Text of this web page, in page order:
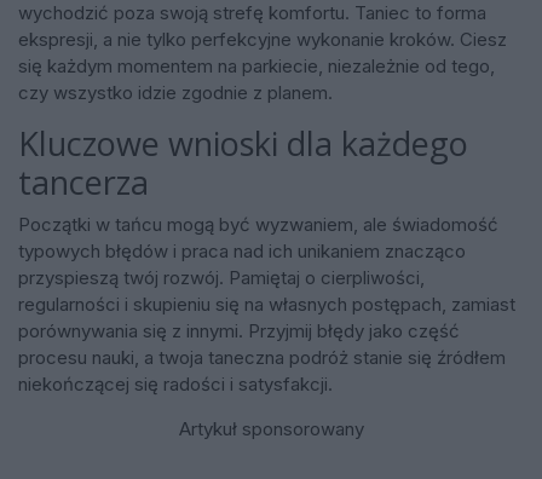
wychodzić poza swoją strefę komfortu. Taniec to forma
ekspresji, a nie tylko perfekcyjne wykonanie kroków. Ciesz
się każdym momentem na parkiecie, niezależnie od tego,
czy wszystko idzie zgodnie z planem.
Kluczowe wnioski dla każdego
tancerza
Początki w tańcu mogą być wyzwaniem, ale świadomość
typowych błędów i praca nad ich unikaniem znacząco
przyspieszą twój rozwój. Pamiętaj o cierpliwości,
regularności i skupieniu się na własnych postępach, zamiast
porównywania się z innymi. Przyjmij błędy jako część
procesu nauki, a twoja taneczna podróż stanie się źródłem
niekończącej się radości i satysfakcji.
Artykuł sponsorowany